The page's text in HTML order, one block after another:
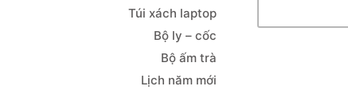
Túi xách laptop
Bộ ly – cốc
Bộ ấm trà
Lịch năm mới